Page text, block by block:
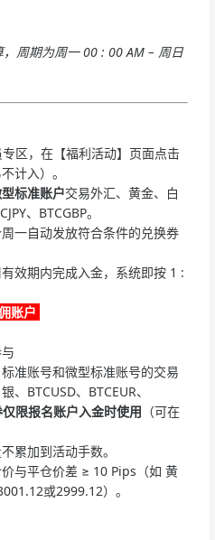
周期为周一 00 : 00 AM – 周日
区，在【福利活动】页面点击
计入）。
标准账户交易外汇、黄金、白
、BTCGBP。
一自动发放符合条件的兑换券
效期内完成入金，系统即按 1 :
账户
准账号和微型标准账号的交易
BTCUSD、BTCEUR、
仅限报名账户入金时使用 （可在
累加到活动手数。
与平仓价差 ≥ 10 Pips（如 黄
或2999.12）。